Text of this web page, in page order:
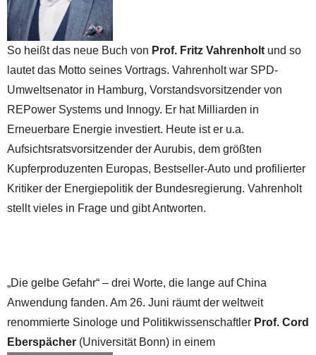
So heißt das neue Buch von Prof. Fritz Vahrenholt und so
lautet das Motto seines Vortrags. Vahrenholt war SPD-
Umweltsenator in Hamburg, Vorstandsvorsitzender von
REPower Systems und Innogy. Er hat Milliarden in
Erneuerbare Energie investiert. Heute ist er u.a.
Aufsichtsratsvorsitzender der Aurubis, dem größten
Kupferproduzenten Europas, Bestseller-Auto und profilierter
Kritiker der Energiepolitik der Bundesregierung. Vahrenholt
stellt vieles in Frage und gibt Antworten.
„Die gelbe Gefahr“ – drei Worte, die lange auf China
Anwendung fanden. Am 26. Juni räumt der weltweit
renommierte Sinologe und Politikwissenschaftler Prof. Cord
Eberspächer (Universität Bonn) in einem